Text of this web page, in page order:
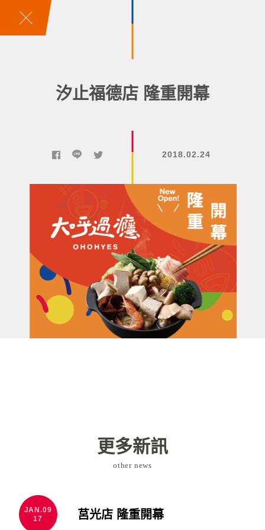
汐止福德店 隆重開幕
2018.02.24
更多新訊
other news
JAN.09
17
莒光店 隆重開幕